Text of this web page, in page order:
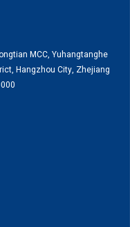
MCC, Yuhangtanghe
Hangzhou City, Zhejiang